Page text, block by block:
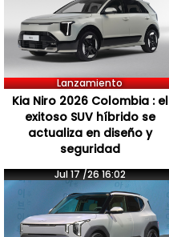
Lanzamiento
Kia Niro 2026 Colombia : el
exitoso SUV híbrido se
actualiza en diseño y
seguridad
Jul 17 /26 16:02